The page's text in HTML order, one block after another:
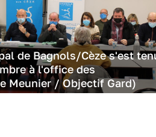
de Bagnols/Cèze s'est
à l'office des
Meunier / Objectif Gard)